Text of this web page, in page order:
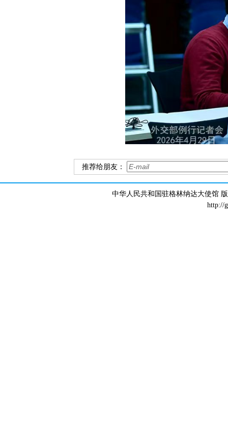
推荐给朋友：
中华人民共和国驻格林纳达大使馆
http://